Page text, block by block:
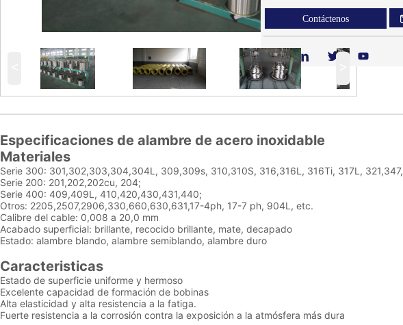
Contáctenos
Especificaciones de alambre de acero inoxidable
Materiales
Serie 300: 301,302,303,304,304L, 309,309s, 310,310S, 316,316L, 316Ti, 317L, 321,347,
Serie 200: 201,202,202cu, 204;
Serie 400: 409,409L, 410,420,430,431,440;
Otros: 2205,2507,2906,330,660,630,631,17-4ph, 17-7 ph, 904L, etc.
Calibre del cable: 0,008 a 20,0 mm
Acabado superficial: brillante, recocido brillante, mate, decapado
Estado: alambre blando, alambre semiblando, alambre duro
Caracteristicas
Estado de superficie uniforme y hermoso
Excelente capacidad de formación de bobinas
Alta elasticidad y alta resistencia a la fatiga.
Fuerte resistencia a la corrosión contra la exposición a la atmósfera más dura